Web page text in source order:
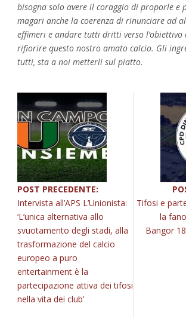
bisogna solo avere il coraggio di proporle e
magari anche la coerenza di rinunciare ad
effimeri e andare tutti dritti verso l’obiettivo
rifiorire questo nostro amato calcio. Gli
tutti, sta a noi metterli sul piatto.
POST PRECEDENTE:
Intervista all’APS L’Unionista:
‘L’unica alternativa allo
svuotamento degli stadi, alla
trasformazione del calcio
europeo a puro
entertainment è la
partecipazione attiva dei tifosi
nella vita dei club’
Tifosi e
la
Bangor